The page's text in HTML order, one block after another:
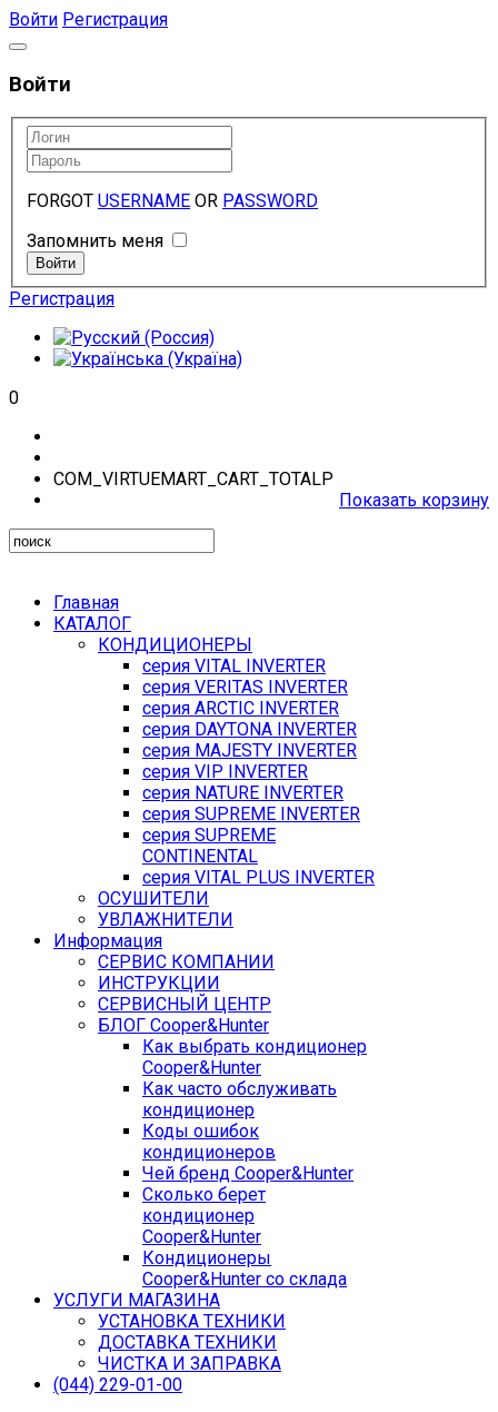
Войти Регистрация
Войти
FORGOT USERNAME OR PASSWORD
Запомнить меня
Регистрация
0
COM_VIRTUEMART_CART_TOTALP
Показать корзину
Главная
КАТАЛОГ
КОНДИЦИОНЕРЫ
серия VITAL INVERTER
серия VERITAS INVERTER
серия ARCTIC INVERTER
серия DAYTONA INVERTER
серия MAJESTY INVERTER
серия VIP INVERTER
серия NATURE INVERTER
серия SUPREME INVERTER
серия SUPREME
CONTINENTAL
серия VITAL PLUS INVERTER
ОСУШИТЕЛИ
УВЛАЖНИТЕЛИ
Информация
СЕРВИС КОМПАНИИ
ИНСТРУКЦИИ
СЕРВИСНЫЙ ЦЕНТР
БЛОГ Cooper&Hunter
Как выбрать кондиционер
Cooper&Hunter
Как часто обслуживать
кондиционер
Коды ошибок
кондиционеров
Чей бренд Cooper&Hunter
Сколько берет
кондиционер
Cooper&Hunter
Кондиционеры
Cooper&Hunter со склада
УСЛУГИ МАГАЗИНА
УСТАНОВКА ТЕХНИКИ
ДОСТАВКА ТЕХНИКИ
ЧИСТКА И ЗАПРАВКА
(044) 229-01-00